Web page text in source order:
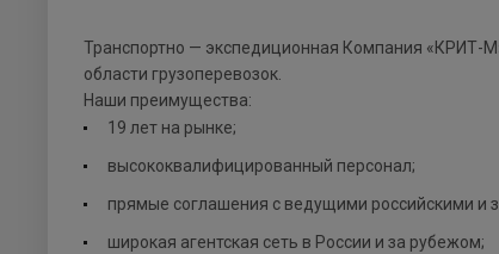
Транспортно — экспедиционная Компания «КРИТ-
области грузоперевозок.
Наши преимущества:
19 лет на рынке;
высококвалифицированный персонал;
прямые соглашения с ведущими российскими и
широкая агентская сеть в России и за рубежом;